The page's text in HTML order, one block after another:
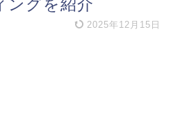
ングを紹介
2025年12月15日